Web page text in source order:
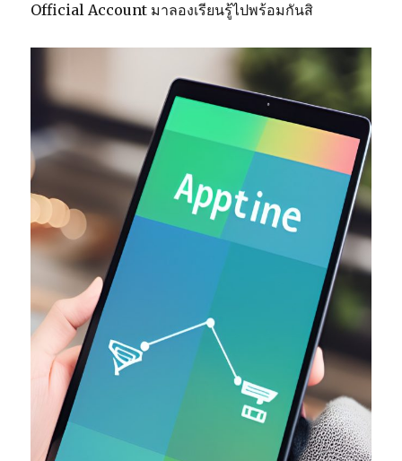
Official Account มาลองเรียนรู้ไปพร้อมกันสิ